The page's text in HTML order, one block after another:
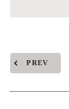
PREV